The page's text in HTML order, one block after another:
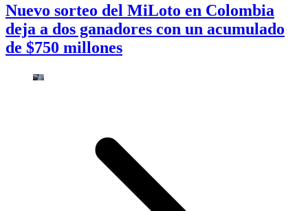
Nuevo sorteo del MiLoto en Colombia
deja a dos ganadores con un acumulado
de $750 millones